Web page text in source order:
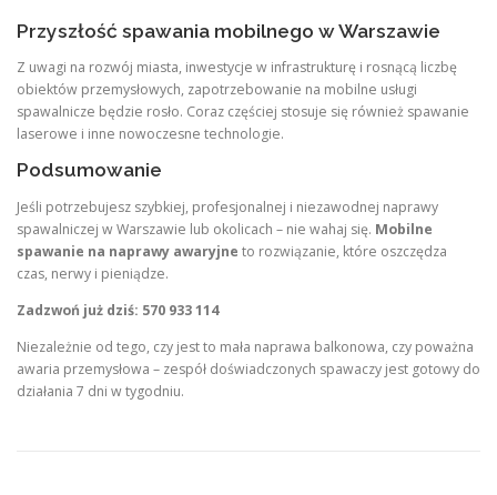
Przyszłość spawania mobilnego w Warszawie
Z uwagi na rozwój miasta, inwestycje w infrastrukturę i rosnącą liczbę
obiektów przemysłowych, zapotrzebowanie na mobilne usługi
spawalnicze będzie rosło. Coraz częściej stosuje się również spawanie
laserowe i inne nowoczesne technologie.
Podsumowanie
Jeśli potrzebujesz szybkiej, profesjonalnej i niezawodnej naprawy
spawalniczej w Warszawie lub okolicach – nie wahaj się. Mobilne
spawanie na naprawy awaryjne to rozwiązanie, które oszczędza
czas, nerwy i pieniądze.
Zadzwoń już dziś: 570 933 114
Niezależnie od tego, czy jest to mała naprawa balkonowa, czy poważna
awaria przemysłowa – zespół doświadczonych spawaczy jest gotowy do
działania 7 dni w tygodniu.